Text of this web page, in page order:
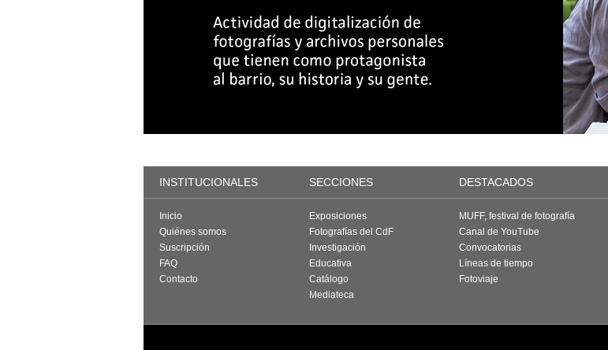
INSTITUCIONALES SECCIONES DESTACADOS
Inicio
Quiénes somos
Suscripción
FAQ
Contacto
Exposiciones
Fotografías del CdF
Investigación
Educativa
Catálogo
Mediateca
MUFF, festival de fotografía
Canal de YouTube
Convocatorias
Líneas de tiempo
Fotoviaje